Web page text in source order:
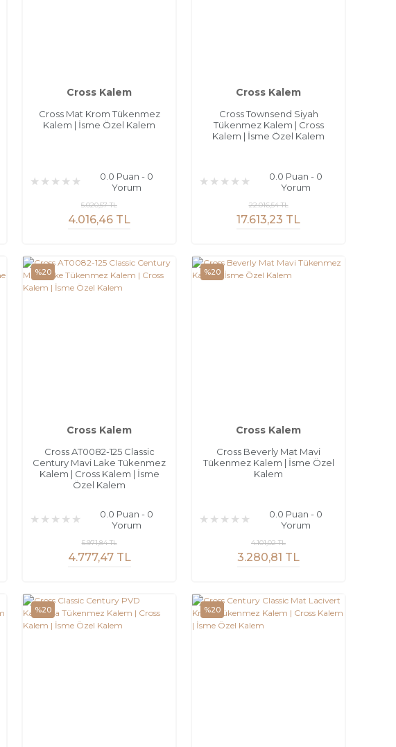
Cross Kalem
Cross Mat Krom Tükenmez
Kalem | İsme Özel Kalem
0.0 Puan - 0
Yorum
4.016,46 TL
5.020,57 TL
Cross Kalem
Cross Townsend Siyah
Tükenmez Kalem | Cross
Kalem | İsme Özel Kalem
0.0 Puan - 0
Yorum
17.613,23 TL
22.016,54 TL
%20
Cross Kalem
Cross AT0082-125 Classic
Century Mavi Lake Tükenmez
Kalem | Cross Kalem | İsme
Özel Kalem
0.0 Puan - 0
Yorum
4.777,47 TL
5.971,84 TL
%20
Cross Kalem
Cross Beverly Mat Mavi
Tükenmez Kalem | İsme Özel
Kalem
0.0 Puan - 0
Yorum
3.280,81 TL
4.101,02 TL
%20 %20